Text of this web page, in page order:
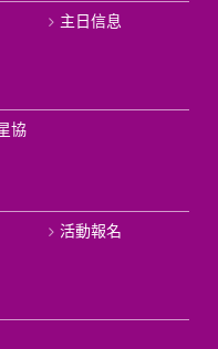
主日信息
協
活動報名